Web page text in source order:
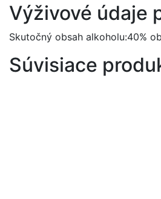
Výživové údaje
Skutočný obsah alkoholu:40%
Súvisiace